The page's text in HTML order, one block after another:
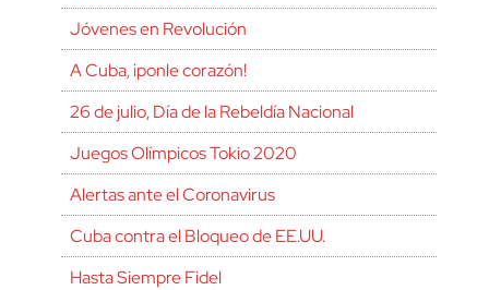
Jóvenes en Revolución
A Cuba, ¡ponle corazón!
26 de julio, Día de la Rebeldía Nacional
Juegos Olímpicos Tokio 2020
Alertas ante el Coronavirus
Cuba contra el Bloqueo de EE.UU.
Hasta Siempre Fidel